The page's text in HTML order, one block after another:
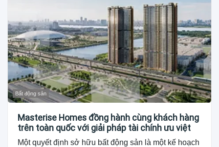
Bất động sản
Masterise Homes đồng hành cùng khách hàng
trên toàn quốc với giải pháp tài chính ưu việt
Một quyết định sở hữu bất động sản là một kế hoạch